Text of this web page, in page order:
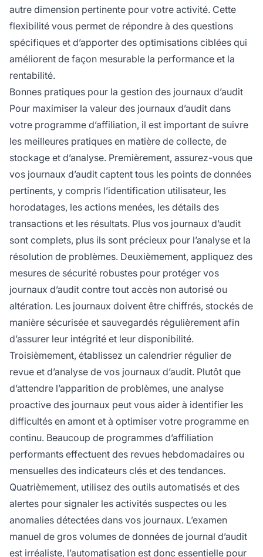
autre dimension pertinente pour votre activité. Cette
flexibilité vous permet de répondre à des questions
spécifiques et d’apporter des optimisations ciblées qui
améliorent de façon mesurable la performance et la
rentabilité.
Bonnes pratiques pour la gestion des journaux d’audit
Pour maximiser la valeur des journaux d’audit dans
votre programme d’affiliation, il est important de suivre
les meilleures pratiques en matière de collecte, de
stockage et d’analyse. Premièrement, assurez-vous que
vos journaux d’audit captent tous les points de données
pertinents, y compris l’identification utilisateur, les
horodatages, les actions menées, les détails des
transactions et les résultats. Plus vos journaux d’audit
sont complets, plus ils sont précieux pour l’analyse et la
résolution de problèmes. Deuxièmement, appliquez des
mesures de sécurité robustes pour protéger vos
journaux d’audit contre tout accès non autorisé ou
altération. Les journaux doivent être chiffrés, stockés de
manière sécurisée et sauvegardés régulièrement afin
d’assurer leur intégrité et leur disponibilité.
Troisièmement, établissez un calendrier régulier de
revue et d’analyse de vos journaux d’audit. Plutôt que
d’attendre l’apparition de problèmes, une analyse
proactive des journaux peut vous aider à identifier les
difficultés en amont et à optimiser votre programme en
continu. Beaucoup de programmes d’affiliation
performants effectuent des revues hebdomadaires ou
mensuelles des indicateurs clés et des tendances.
Quatrièmement, utilisez des outils automatisés et des
alertes pour signaler les activités suspectes ou les
anomalies détectées dans vos journaux. L’examen
manuel de gros volumes de données de journal d’audit
est irréaliste, l’automatisation est donc essentielle pour